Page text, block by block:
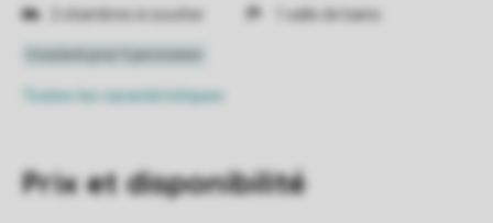
2 chambres à coucher
1 salle de bains
Toutes les caractéristiques
Prix et disponibilité